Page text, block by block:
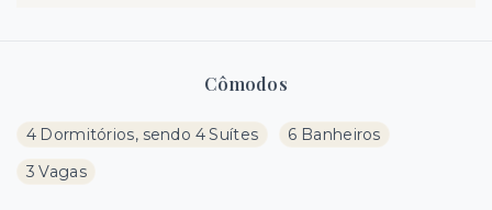
Cômodos
4 Dormitórios, sendo 4 Suítes
6 Banheiros
3 Vagas